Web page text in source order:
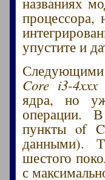
упустите и
Core i3-4xxx
ядра, но
операции.
пункты of
данными).
шестого
с